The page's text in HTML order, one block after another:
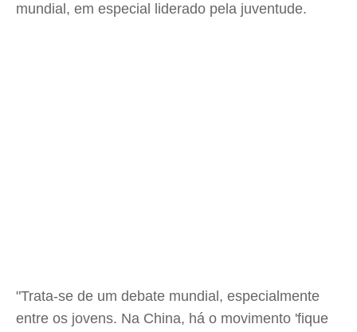
mundial, em especial liderado pela juventude.
"Trata-se de um debate mundial, especialmente
entre os jovens. Na China, há o movimento 'fique